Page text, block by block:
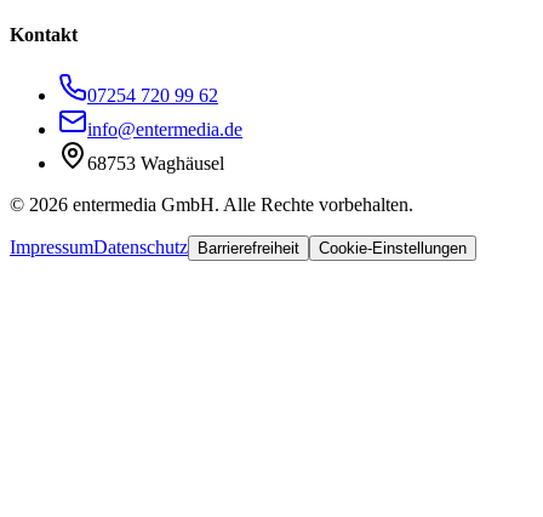
Kontakt
07254 720 99 62
info@entermedia.de
68753 Waghäusel
© 2026 entermedia GmbH. Alle Rechte vorbehalten.
ImpressumDatenschutz Barrierefreiheit Cookie-Einstellungen